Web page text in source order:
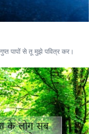
पापों से तू मुझे पवित्र कर।